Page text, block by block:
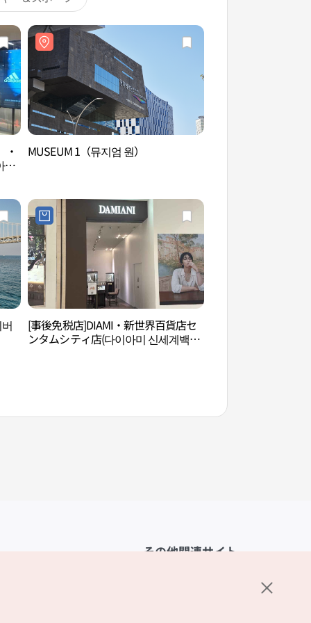
・
디
MUSEUM 1（뮤지엄 원）
[事後免税店]DIAMI・新世界百貨店セ
ンタムシティ店(다이아미 신세계백화
その他関連サイト